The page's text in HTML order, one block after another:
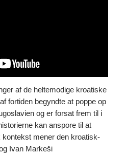
af de heltemodige kroatiske
fortiden begyndte at poppe op
og er forsat frem til i
kan anspore til at
kontekst mener den kroatisk-
Ivan Markeši